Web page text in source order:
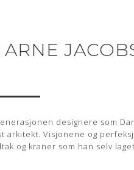
designere som
arkitekt. Visjonene og
og kraner som han selv